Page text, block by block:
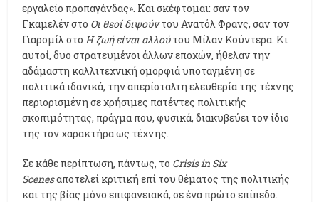
εργαλείο προπαγάνδας». Και σκέφτομαι: σαν τον
Γκαμελέν στο Οι θεοί διψούντου Ανατόλ Φρανς, σαν τον
Γιαρομίλ στοΗ ζωή είναι αλλούτου Μίλαν Κούντερα. Κι
αυτοί, δυο στρατευμένοι άλλων εποχών, ήθελαν την
αδάμαστη καλλιτεχνική ομορφιά υποταγμένη σε
πολιτικά ιδανικά, την απερίσταλτη ελευθερία της τέχνης
περιορισμένη σε χρήσιμες πατέντες πολιτικής
σκοπιμότητας, πράγμα που, φυσικά, διακυβεύει τον ίδιο
της τον χαρακτήρα ως τέχνης.
Σε κάθε περίπτωση, πάντως, το Crisis in Six
Scenesαποτελεί κριτική επί του θέματος της πολιτικής
και της βίας μόνο επιφανειακά, σε ένα πρώτο επίπεδο.